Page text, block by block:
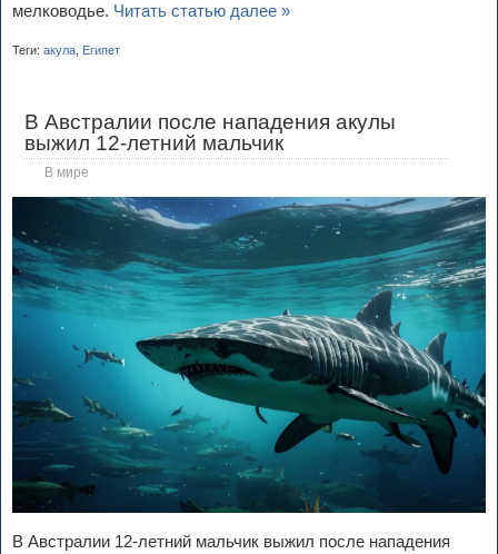
мелководье. Читать статью далее »
Теги: акула Египет
В Австралии после нападения акулы
выжил 12-летний мальчик
В мире
В Австралии 12-летний мальчик выжил после нападения